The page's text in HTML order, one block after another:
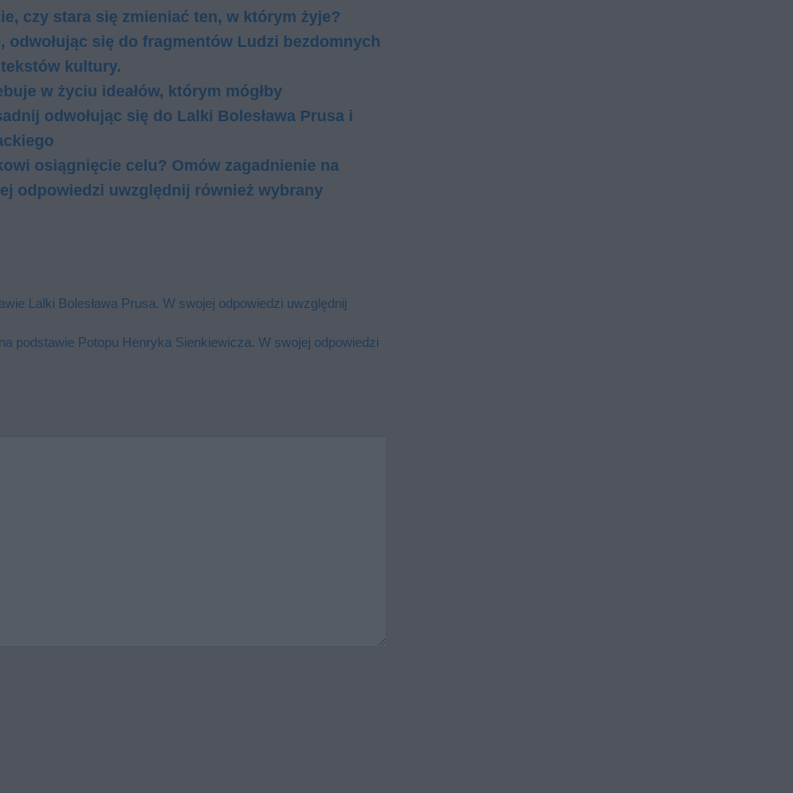
czy stara się zmieniać ten, w którym żyje?
się do fragmentów Ludzi bezdomnych
kultury.
w życiu ideałów, którym mógłby
odwołując się do Lalki Bolesława Prusa i
osiągnięcie celu? Omów zagadnienie na
odpowiedzi uwzględnij również wybrany
Lalki Bolesława Prusa. W swojej odpowiedzi uwzględnij
podstawie Potopu Henryka Sienkiewicza. W swojej odpowiedzi